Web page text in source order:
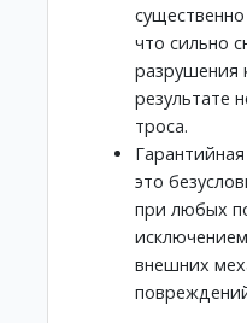
что сильно
разрушения
результате
троса.
это
при любых
внешних